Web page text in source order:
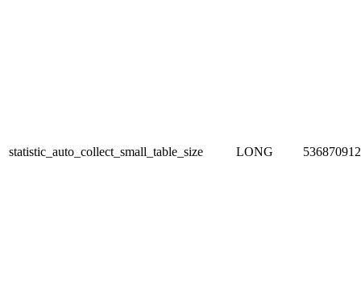
statistic_auto_collect_small_table_size LONG